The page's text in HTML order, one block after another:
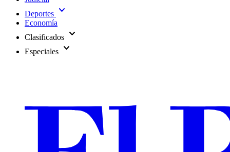
Deportes expand_more
Economía
Clasificados expand_more
Especiales expand_more